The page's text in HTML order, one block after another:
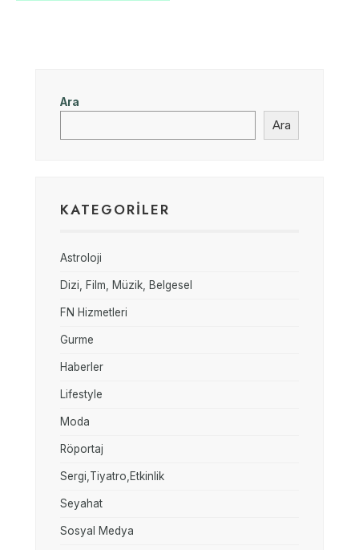
Ara
Ara
KATEGORILER
Astroloji
Dizi, Film, Müzik, Belgesel
FN Hizmetleri
Gurme
Haberler
Lifestyle
Moda
Röportaj
Sergi,Tiyatro,Etkinlik
Seyahat
Sosyal Medya